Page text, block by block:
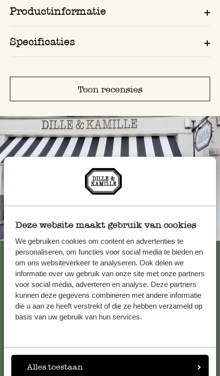
Deze website maakt gebruik van cookies
We gebruiken cookies om content en advertenties te
personaliseren, om functies voor social media te bieden en
om ons websiteverkeer te analyseren. Ook delen we
informatie over uw gebruik van onze site met onze partners
voor social media, adverteren en analyse. Deze partners
kunnen deze gegevens combineren met andere informatie
die u aan ze heeft verstrekt of die ze hebben verzameld op
basis van uw gebruik van hun services.
Alles toestaan
Productinformatie
Specificaties
Toon recensies
Altijd in de buurt
Bekijk alle 62 winkels
Klantenservice
Voor vragen, tips of hulp kun je contact opnemen met onze